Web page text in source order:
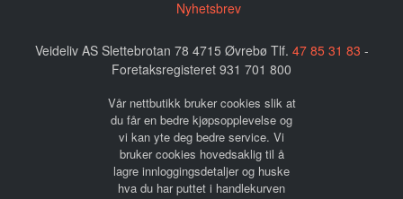
Nyhetsbrev
Veideliv AS Slettebrotan 78 4715 Øvrebø Tlf. 47 85 31 83 -
Foretaksregisteret 931 701 800
Vår nettbutikk bruker cookies slik at
du får en bedre kjøpsopplevelse og
vi kan yte deg bedre service. Vi
bruker cookies hovedsaklig til å
lagre innloggingsdetaljer og huske
hva du har puttet i handlekurven